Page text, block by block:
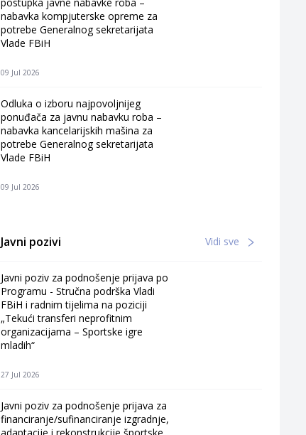
nabavka kompjuterske opreme za
potrebe Generalnog sekretarijata
Vlade FBiH
09 Jul 2026
Odluka o izboru najpovoljnijeg
ponuđača za javnu nabavku roba –
nabavka kancelarijskih mašina za
potrebe Generalnog sekretarijata
Vlade FBiH
09 Jul 2026
Javni pozivi Vidi sve
Javni poziv za podnošenje prijava po
Programu - Stručna podrška Vladi
FBiH i radnim tijelima na poziciji
„Tekući transferi neprofitnim
organizacijama – Sportske igre
mladih“
27 Jul 2026
Javni poziv za podnošenje prijava za
financiranje/sufinanciranje izgradnje,